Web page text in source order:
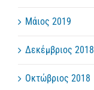
Μάιος 2019
Δεκέμβριος 2018
Οκτώβριος 2018